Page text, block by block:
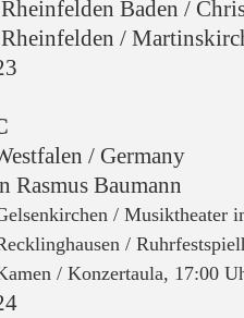
Rheinfelden Baden /
Rheinfelden /
/ Germany
Rasmus Baumann
/ Musiktheater
/
/ Konzertaula, 17:00